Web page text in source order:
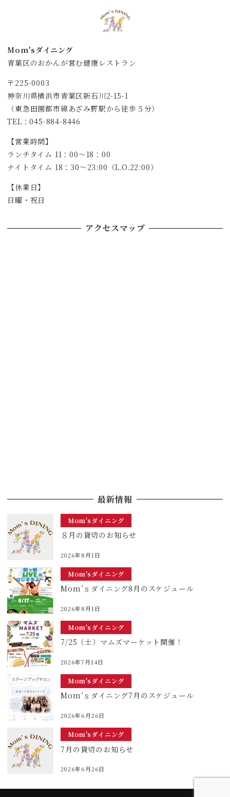
Mom'sダイニング
青葉区のおかんが営む健康レストラン
〒225-0003
神奈川県横浜市青葉区新石川2-15-1
（東急田園都市線あざみ野駅から徒歩５分）
TEL：045-884-8446
【営業時間】
ランチタイム 11：00～18：00
ナイトタイム 18：30～23:00（L.O.22:00）
【休業日】
日曜・祝日
アクセスマップ
最新情報
Mom'sダイニング
８月の貸切のお知らせ
2026年8月1日
Mom'sダイニング
Mom’ｓダイニング8月のスケジュール
2026年8月1日
Mom'sダイニング
7/25（土）マムズマーケット開催！
2026年7月14日
Mom'sダイニング
Mom’ｓダイニング7月のスケジュール
2026年6月26日
Mom'sダイニング
7月の貸切のお知らせ
2026年6月26日